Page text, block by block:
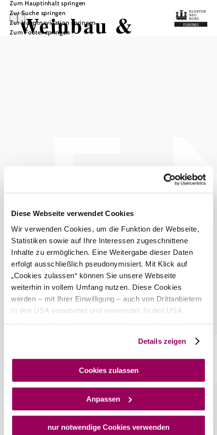
Diese Webseite verwendet Cookies
Wir verwenden Cookies, um die Funktion der Webseite,
Statistiken sowie auf Ihre Interessen zugeschnittene
Inhalte zu ermöglichen. Eine Weitergabe dieser Daten
erfolgt ausschließlich pseudonymisiert. Mit Klick auf
„Cookies zulassen“ können Sie unsere Webseite
weiterhin in vollem Umfang nutzen. Diese Cookies
werden – mit Ihrer Einwilligung – auch von Drittanbietern
in den USA verarbeitet und verwendet. In den USA
besteht derzeit kein angemessenes Datenschutzniveau,
Sicherheitsbehörden entsprechende Anordnungen
gegenüber den Drittanbietern (Google und Meta
Platforms, Inc.) treffen, um Zugriff auf Daten zu Kontroll-
und Überwachungszwecken zu erhalten. Dagegen gibt es
Rechtsschutzmöglichkeiten. Zudem werden von den
USA keine geeigneten Garantien für den Schutz
personenbezogener Daten gewährt. Wir geben nur Ihre
Details zeigen
Cookies zulassen
Anpassen
nur notwendige Cookies verwenden
Zum Hauptinhalt springen
Zur Suche springen
Zur Hauptnavigation springen
Zum Footer springen
Weinbau &
28° bis 35°
bewölkt
3,4 km/h
22° bis 30° Morgen, 11.08.2026
bewölkt
Windgeschwindigkeit 3,5 km/h
Umgebung erkunden